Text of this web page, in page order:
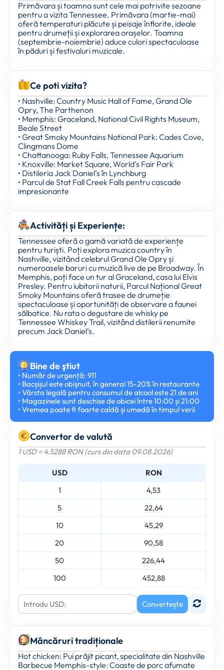
Primăvara și toamna sunt cele mai potrivite sezoane
pentru a vizita Tennessee. Primăvara (martie-mai)
oferă temperaturi plăcute și peisaje înflorite, ideale
pentru drumeții și explorarea orașelor. Toamna
(septembrie-noiembrie) aduce culori spectaculoase
în păduri și festivaluri muzicale.
Ce poti vizita?
• Nashville: Country Music Hall of Fame, Grand Ole
Opry, The Parthenon
• Memphis: Graceland, National Civil Rights Museum,
Beale Street
• Great Smoky Mountains National Park: Cades Cove,
Clingmans Dome
• Chattanooga: Ruby Falls, Tennessee Aquarium
• Knoxville: Market Square, World’s Fair Park
• Distileria Jack Daniel’s în Lynchburg
• Parcul de Stat Fall Creek Falls pentru cascade
impresionante
Activități și Experiențe:
Tennessee oferă o gamă variată de experiențe
pentru turiști. Poți explora muzica country în
Nashville, vizitând celebrul Grand Ole Opry și
numeroasele baruri cu muzică live de pe Broadway. În
Memphis, poți face un tur al Graceland, casa lui Elvis
Presley. Pentru iubitorii naturii, Parcul Național Great
Smoky Mountains oferă trasee de drumeție
spectaculoase și oportunități de observare a faunei
sălbatice. Nu rata o degustare de whisky pe
Tennessee Whiskey Trail, vizitând distilerii renumite
precum Jack Daniel’s.
Bine de ştiut
• Număr de urgență: 911
• Bacșișul este obișnuit, în general 15-20% în restaurante
• Vârsta legală pentru consumul de alcool este 21 de ani
• Magazinele sunt deschise de obicei între 10:00 și 21:00
• Vremea poate fi foarte caldă și umedă în timpul verii
Convertor de valută
1 USD = 4.5288 RON (curs din data 09.08.2026)
USD
RON
1
4,53
5
22,64
10
45,29
20
90,58
50
226,44
100
452,88
Convertește
Mâncăruri tradiționale
Hot chicken: Pui prăjit picant, specialitate din Nashville
Barbecue Memphis-style: Coaste de porc afumate